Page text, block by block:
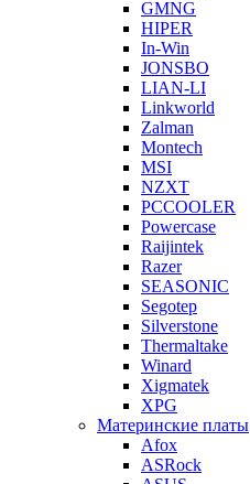
GMNG
HIPER
In-Win
JONSBO
LIAN-LI
Linkworld
Zalman
Montech
MSI
NZXT
PCCOOLER
Powercase
Raijintek
Razer
SEASONIC
Segotep
Silverstone
Thermaltake
Winard
Xigmatek
XPG
Материнские платы
Afox
ASRock